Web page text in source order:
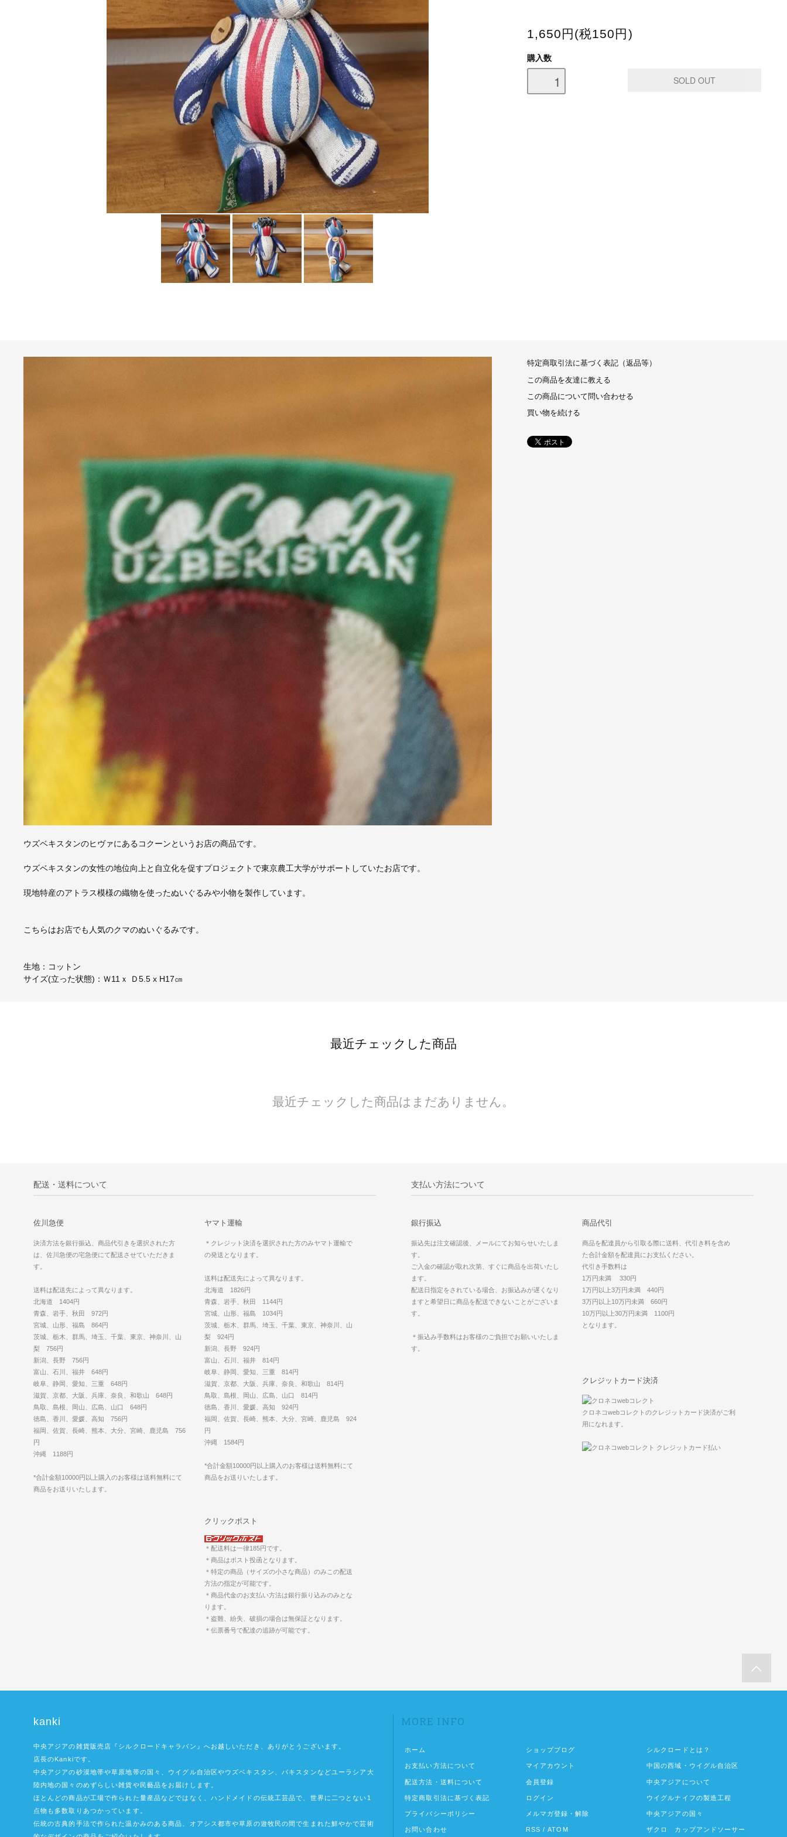
1,650円(税150円)
購入数
ウズベキスタンのヒヴァにあるコクーンというお店の商品です。
ウズベキスタンの女性の地位向上と自立化を促すプロジェクトで東京農工大学がサポートしていたお店です。
現地特産のアトラス模様の織物を使ったぬいぐるみや小物を製作しています。
こちらはお店でも人気のクマのぬいぐるみです。
生地：コットン
サイズ(立った状態)：Ｗ11ｘ Ｄ5.5 x H17㎝
特定商取引法に基づく表記（返品等）
この商品を友達に教える
この商品について問い合わせる
買い物を続ける
最近チェックした商品
最近チェックした商品はまだありません。
配送・送料について
佐川急便
決済方法を銀行振込、商品代引きを選択された方
は、佐川急便の宅急便にて配送させていただきま
す。
送料は配送先によって異なります。
北海道 1404円
青森、岩手、秋田 972円
宮城、山形、福島 864円
茨城、栃木、群馬、埼玉、千葉、東京、神奈川、山
梨 756円
新潟、長野 756円
富山、石川、福井 648円
岐阜、静岡、愛知、三重 648円
滋賀、京都、大阪、兵庫、奈良、和歌山 648円
鳥取、島根、岡山、広島、山口 648円
徳島、香川、愛媛、高知 756円
福岡、佐賀、長崎、熊本、大分、宮崎、鹿児島 756
円
沖縄 1188円
*合計金額10000円以上購入のお客様は送料無料にて
商品をお送りいたします。
ヤマト運輸
＊クレジット決済を選択された方のみヤマト運輸で
の発送となります。
送料は配送先によって異なります。
北海道 1826円
青森、岩手、秋田 1144円
宮城、山形、福島 1034円
茨城、栃木、群馬、埼玉、千葉、東京、神奈川、山
梨 924円
新潟、長野 924円
富山、石川、福井 814円
岐阜、静岡、愛知、三重 814円
滋賀、京都、大阪、兵庫、奈良、和歌山 814円
鳥取、島根、岡山、広島、山口 814円
徳島、香川、愛媛、高知 924円
福岡、佐賀、長崎、熊本、大分、宮崎、鹿児島 924
円
沖縄 1584円
*合計金額10000円以上購入のお客様は送料無料にて
商品をお送りいたします。
クリックポスト
＊配送料は一律185円です。
＊商品はポスト投函となります。
＊特定の商品（サイズの小さな商品）のみこの配送
方法の指定が可能です。
＊商品代金のお支払い方法は銀行振り込みのみとな
ります。
＊盗難、紛失、破損の場合は無保証となります。
＊伝票番号で配達の追跡が可能です。
支払い方法について
銀行振込
振込先は注文確認後、メールにてお知らせいたしま
す。
ご入金の確認が取れ次第、すぐに商品を出荷いたし
ます。
配送日指定をされている場合、お振込みが遅くなり
ますと希望日に商品を配送できないことがございま
す。
＊振込み手数料はお客様のご負担でお願いいたしま
す。
商品代引
商品を配達員から引取る際に送料、代引き料を含め
た合計金額を配達員にお支払ください。
代引き手数料は
1万円未満 330円
1万円以上3万円未満 440円
3万円以上10万円未満 660円
10万円以上30万円未満 1100円
となります。
クレジットカード決済
クロネコwebコレクトのクレジットカード決済がご利
用になれます。
kanki
中央アジアの雑貨販売店『シルクロードキャラバン』へお越しいただき、ありがとうございます。
店長のKankiです。
中央アジアの砂漠地帯や草原地帯の国々、ウイグル自治区やウズベキスタン、パキスタンなどユーラシア大
陸内地の国々のめずらしい雑貨や民藝品をお届けします。
ほとんどの商品が工場で作られた量産品などではなく、ハンドメイドの伝統工芸品で、世界に二つとない1
点物も多数取りあつかっています。
伝統の古典的手法で作られた温かみのある商品、オアシス都市や草原の遊牧民の間で生まれた鮮やかで芸術
MORE INFO
ホーム
お支払い方法について
配送方法・送料について
特定商取引法に基づく表記
プライバシーポリシー
お問い合わせ
ショップブログ
マイアカウント
会員登録
ログイン
メルマガ登録・解除
RSS /ATOM
シルクロードとは？
中国の西域・ウイグル自治区
中央アジアについて
ウイグルナイフの製造工程
中央アジアの国々
ザクロ カップアンドソーサー